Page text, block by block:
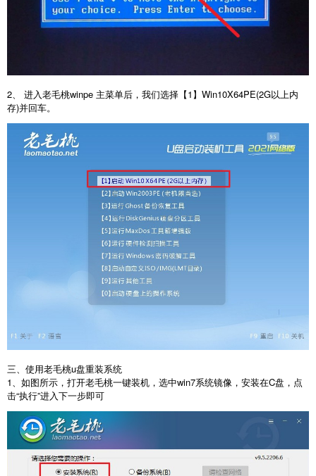
2、 进入老毛桃winpe 主菜单后，我们选择【1】Win10X64PE(2G以上内
存)并回车。
三、使用老毛桃u盘重装系统
1、如图所示，打开老毛桃一键装机，选中win7系统镜像，安装在C盘，点
击“执行”进入下一步即可